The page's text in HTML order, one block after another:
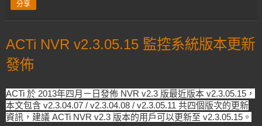
分享
ACTi NVR v2.3.05.15 監控系統版本更新
發佈
ACTi 於 2013年四月ㄧ 日發佈 NVR v2.3 版最近版本 v2.3.05.15，
本文包含 v2.3.04.07 / v2.3.04.08 / v2.3.05.11 共四個版次的更新
資訊，建議 ACTi NVR v2.3 版本的用戶可以更新至 v2.3.05.15 。